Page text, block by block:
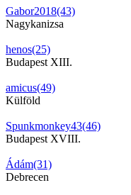
Gabor2018(43)
Nagykanizsa
henos(25)
Budapest XIII.
amicus(49)
Külföld
Spunkmonkey43(46)
Budapest XVIII.
Ádám(31)
Debrecen